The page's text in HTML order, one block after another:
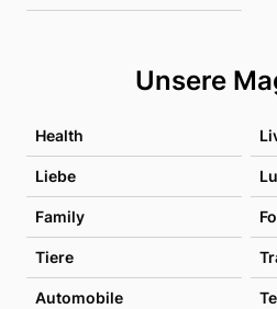
Unsere
Health
Liebe
Family
Tiere
Automobile